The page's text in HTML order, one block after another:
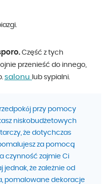
Część z tych
przenieść do innego,
salonu lub sypialni.
przy pomocy
niskobudżetowych
że dotychczas
za pomocą
czynność zajmie Ci
jednak, że zależnie od
pomalowane dekoracje